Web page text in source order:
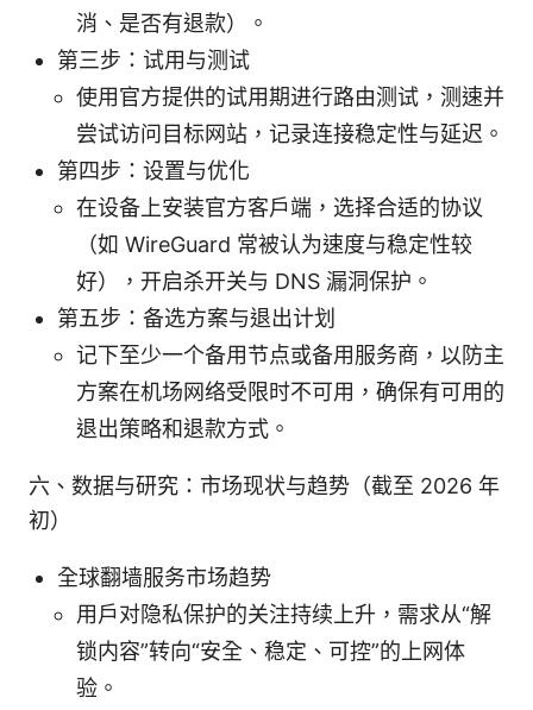
消、是否有退款）。
第三步：试用与测试
使用官方提供的试用期进行路由测试，测速并
尝试访问目标网站，记录连接稳定性与延迟。
第四步：设置与优化
在设备上安装官方客户端，选择合适的协议
（如 WireGuard 常被认为速度与稳定性较
好），开启杀开关与 DNS 漏洞保护。
第五步：备选方案与退出计划
记下至少一个备用节点或备用服务商，以防主
方案在机场网络受限时不可用，确保有可用的
退出策略和退款方式。
六、数据与研究：市场现状与趋势（截至 2026 年
初）
全球翻墙服务市场趋势
用户对隐私保护的关注持续上升，需求从“解
锁内容”转向“安全、稳定、可控”的上网体
验。